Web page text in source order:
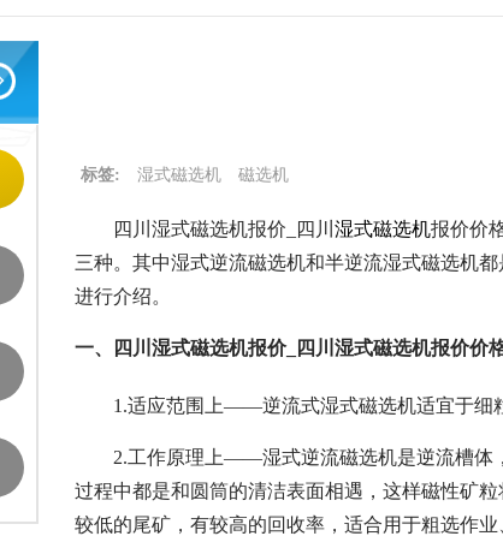
标签: 湿式磁选机 磁选机
四川湿式磁选机报价_四川 湿式磁选机报价价
三种。其中湿式逆流磁选机和半逆流湿式磁选机
进行介绍。
一、四川湿式磁选机报价_四川湿式磁选机报价价
1.适应范围上——逆流式湿式磁选机适宜于细
2.工作原理上——湿式逆流磁选机是逆流槽体
过程中都是和圆筒的清洁表面相遇，这样磁性矿
较低的尾矿，有较高的回收率，适合用于粗选作业